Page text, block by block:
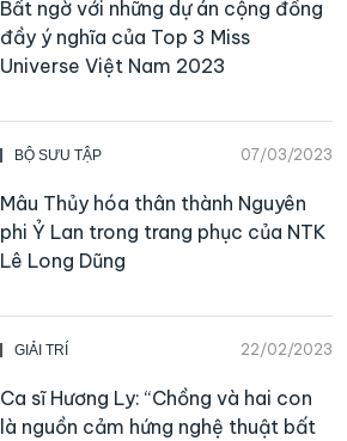
Bất ngờ với những dự án cộng đồng
đầy ý nghĩa của Top 3 Miss
Universe Việt Nam 2023
BỘ SƯU TẬP 07/03/2023
Mâu Thủy hóa thân thành Nguyên
phi Ỷ Lan trong trang phục của NTK
Lê Long Dũng
GIẢI TRÍ 22/02/2023
Ca sĩ Hương Ly: “Chồng và hai con
là nguồn cảm hứng nghệ thuật bất